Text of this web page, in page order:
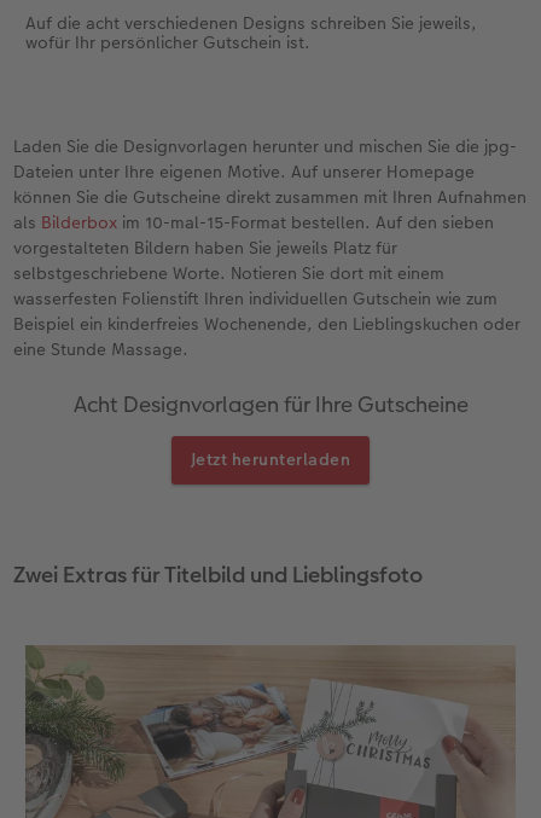
Auf die acht verschiedenen Designs schreiben Sie jeweils,
wofür Ihr persönlicher Gutschein ist.
Laden Sie die Designvorlagen herunter und mischen Sie die jpg-
Dateien unter Ihre eigenen Motive. Auf unserer Homepage
können Sie die Gutscheine direkt zusammen mit Ihren Aufnahmen
als Bilderbox im 10-mal-15-Format bestellen. Auf den sieben
vorgestalteten Bildern haben Sie jeweils Platz für
selbstgeschriebene Worte. Notieren Sie dort mit einem
wasserfesten Folienstift Ihren individuellen Gutschein wie zum
Beispiel ein kinderfreies Wochenende, den Lieblingskuchen oder
eine Stunde Massage.
Acht Designvorlagen für Ihre Gutscheine
Jetzt herunterladen
Zwei Extras für Titelbild und Lieblingsfoto